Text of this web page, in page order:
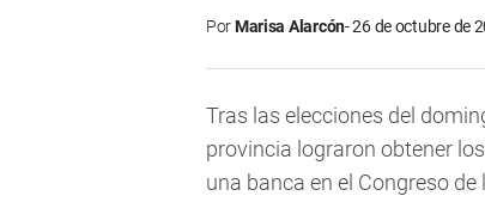
PorMarisa Alarcón 26 de octubre de
Tras las elecciones del
provincia lograron obtener
una banca en el Congreso